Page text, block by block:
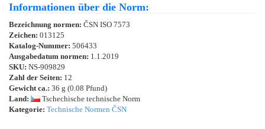
Informationen über die Norm:
Bezeichnung normen: ČSN ISO 7573
Zeichen: 013125
Katalog-Nummer: 506433
Ausgabedatum normen: 1.1.2019
SKU: NS-909829
Zahl der Seiten: 12
Gewicht ca.: 36 g (0.08 Pfund)
Land:
Tschechische technische Norm
Kategorie: Technische Normen ČSN